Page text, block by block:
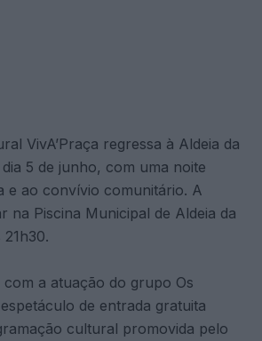
VivA’Praça regressa à Aldeia da
5 de junho, com uma noite
e ao convívio comunitário. A
na Piscina Municipal de Aldeia da
a atuação do grupo Os
de entrada gratuita
cultural promovida pelo